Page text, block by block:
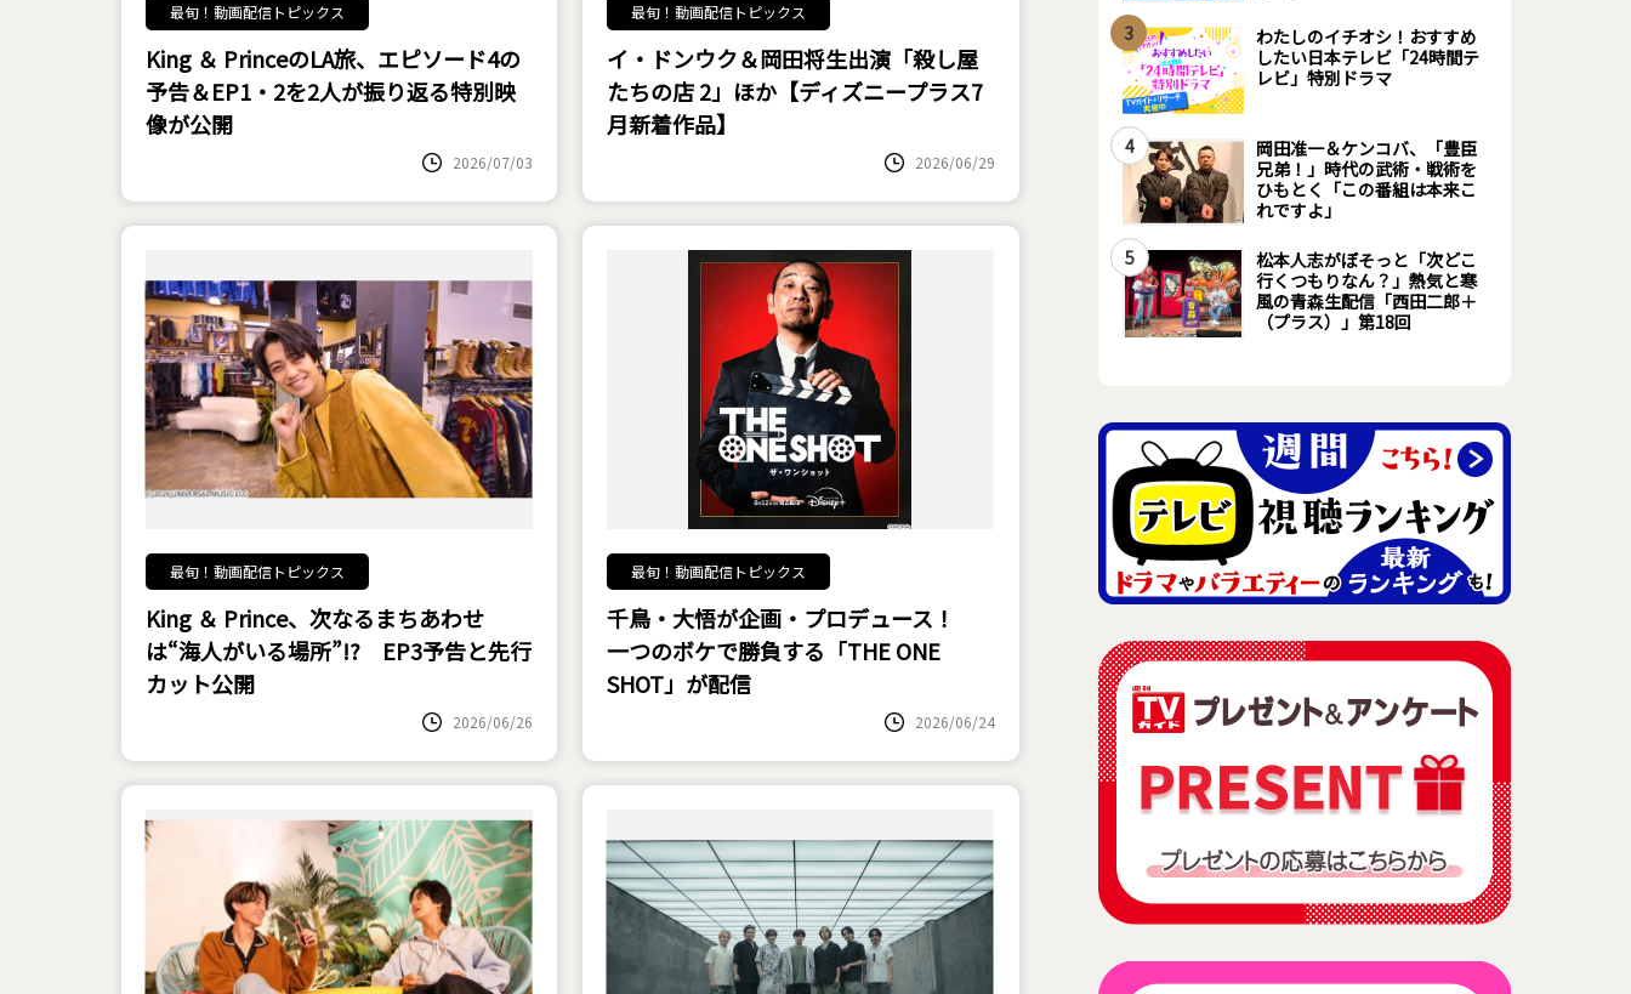
最旬！動画配信トピックス
King ＆ PrinceのLA旅、エピソード4の
予告＆EP1・2を2人が振り返る特別映
像が公開
2026/07/03
最旬！動画配信トピックス
イ・ドンウク＆岡田将生出演「殺し屋
たちの店 2」ほか【ディズニープラス7
月新着作品】
2026/06/29
最旬！動画配信トピックス
King ＆ Prince、次なるまちあわせ
は“海人がいる場所”!? EP3予告と先行
カット公開
2026/06/26
最旬！動画配信トピックス
千鳥・大悟が企画・プロデュース！
一つのボケで勝負する「THE ONE
SHOT」が配信
2026/06/24
3
わたしのイチオシ！おすすめ
したい日本テレビ「24時間テ
レビ」特別ドラマ
4
岡田准一＆ケンコバ、「豊臣
兄弟！」時代の武術・戦術を
ひもとく「この番組は本来こ
れですよ」
5
松本人志がぼそっと「次どこ
行くつもりなん？」熱気と寒
風の青森生配信「西田二郎＋
（プラス）」第18回